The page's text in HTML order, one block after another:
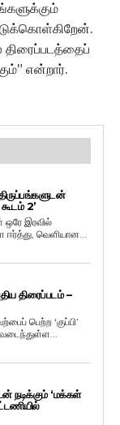
திரைப்படத்தைப்
என்றார்.
2’
ஒரே இரவில்
ஈர்த்து, வெளியான...
திரைப்படம் –
பெற்ற ‘குப்பி’
நடிக்கும் ‘மக்கள்